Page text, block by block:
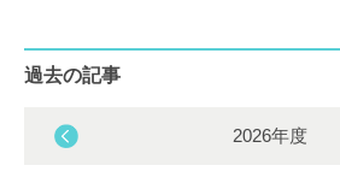
過去の記事
2026年度